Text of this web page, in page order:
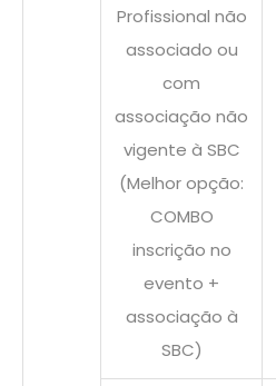
Profissional não
associado ou
com
associação não
vigente à SBC
(Melhor opção:
COMBO
inscrição no
evento +
associação à
SBC)